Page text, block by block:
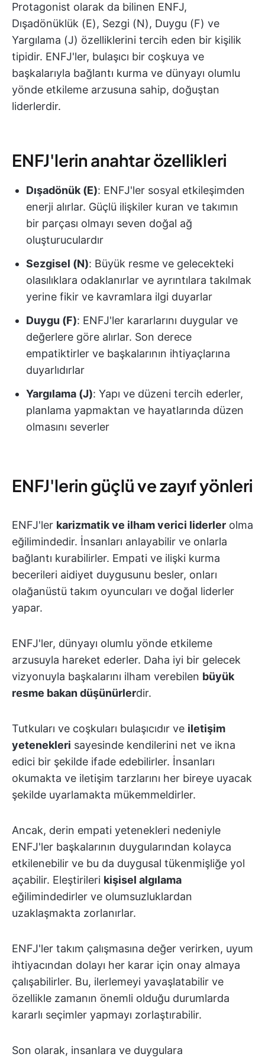
Protagonist olarak da bilinen ENFJ,
Dışadönüklük (E), Sezgi (N), Duygu (F) ve
Yargılama (J) özelliklerini tercih eden bir kişilik
tipidir. ENFJ'ler, bulaşıcı bir coşkuya ve
başkalarıyla bağlantı kurma ve dünyayı olumlu
yönde etkileme arzusuna sahip, doğuştan
liderlerdir.
ENFJ'lerin anahtar özellikleri
Dışadönük (E): ENFJ'ler sosyal etkileşimden
enerji alırlar. Güçlü ilişkiler kuran ve takımın
bir parçası olmayı seven doğal ağ
oluşturuculardır
Sezgisel (N): Büyük resme ve gelecekteki
olasılıklara odaklanırlar ve ayrıntılara takılmak
yerine fikir ve kavramlara ilgi duyarlar
Duygu (F): ENFJ'ler kararlarını duygular ve
değerlere göre alırlar. Son derece
empatiktirler ve başkalarının ihtiyaçlarına
duyarlıdırlar
Yargılama (J): Yapı ve düzeni tercih ederler,
planlama yapmaktan ve hayatlarında düzen
olmasını severler
ENFJ'lerin güçlü ve zayıf yönleri
ENFJ'ler karizmatik ve ilham verici liderler olma
eğilimindedir. İnsanları anlayabilir ve onlarla
bağlantı kurabilirler. Empati ve ilişki kurma
becerileri aidiyet duygusunu besler, onları
olağanüstü takım oyuncuları ve doğal liderler
yapar.
ENFJ'ler, dünyayı olumlu yönde etkileme
arzusuyla hareket ederler. Daha iyi bir gelecek
vizyonuyla başkalarını ilham verebilen büyük
resme bakan düşünürlerdir.
Tutkuları ve coşkuları bulaşıcıdır ve iletişim
yetenekleri sayesinde kendilerini net ve ikna
edici bir şekilde ifade edebilirler. İnsanları
okumakta ve iletişim tarzlarını her bireye uyacak
şekilde uyarlamakta mükemmeldirler.
Ancak, derin empati yetenekleri nedeniyle
ENFJ'ler başkalarının duygularından kolayca
etkilenebilir ve bu da duygusal tükenmişliğe yol
açabilir. Eleştirileri kişisel algılama
eğilimindedirler ve olumsuzluklardan
uzaklaşmakta zorlanırlar.
ENFJ'ler takım çalışmasına değer verirken, uyum
ihtiyacından dolayı her karar için onay almaya
çalışabilirler. Bu, ilerlemeyi yavaşlatabilir ve
özellikle zamanın önemli olduğu durumlarda
kararlı seçimler yapmayı zorlaştırabilir.
Son olarak, insanlara ve duygulara